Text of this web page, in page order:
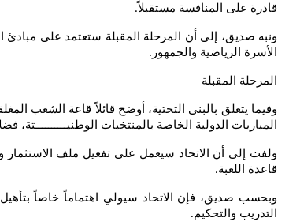
قادرة على المنافسة مستقبلاً.
ونبه صديق، إلى أن المرحلة المقبلة ستعتمد على مبادئ
الأسرة الرياضية والجمهور .
المرحلة المقبلة
وفيما يتعلق بالبنى التحتية، أوضح قائلاً قاعة الشعب
المباريات الدولية الخاصة بالمنتخبات
ولفت إلى أن الاتحاد سيعمل على تفعيل ملف الاستثمار
قاعدة اللعبة.
وبحسب صديق، فإن الاتحاد سيولي اهتماماً خاصاً بتأهيل
التدريب والتحكيم.